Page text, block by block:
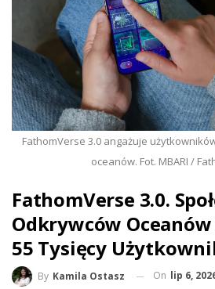
FathomVerse 3.0 angażuje
oceanów. Fot. MBARI /
FathomVerse 3.0.
Odkrywców Oceanów
55 Tysięcy
By Kamila Ostasz On lip 6,